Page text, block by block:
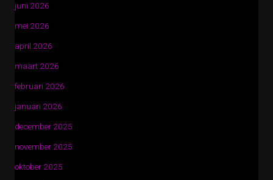
juni 2026
mei 2026
april 2026
maart 2026
februari 2026
januari 2026
december 2025
november 2025
oktober 2025